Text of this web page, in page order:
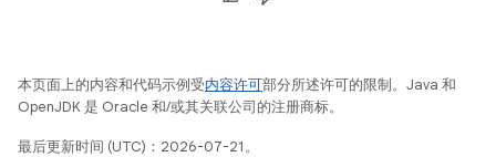
本页面上的内容和代码示例受内容许可部分所述许可的限制。Java 和
OpenJDK 是 Oracle 和/或其关联公司的注册商标。
最后更新时间 (UTC)：2026-07-21。